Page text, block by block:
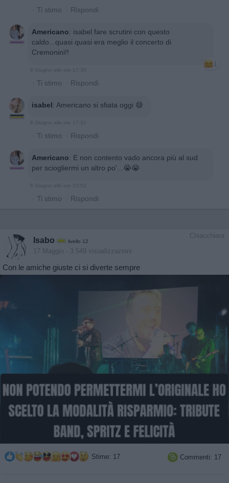
· Ti stimo · Rispondi
Americano: isabel fare scrutini con questo
caldo...quasi quasi era meglio il concerto di
Cremonini!!
1
8 Giugno alle ore 17:30
· Ti stimo · Rispondi
isabel: Americano si sfiata oggi 😅
8 Giugno alle ore 17:31
· Ti stimo · Rispondi
Americano: E non contento vado ancora più al sud
per sciogliermi un altro po'...😭😭
8 Giugno alle ore 23:52
· Ti stimo · Rispondi
Chiacchiera
Isabo livello 12
17 Maggio - 3.549 visualizzazioni
Con le amiche giuste ci si diverte sempre
Stime: 17  Commenti: 17